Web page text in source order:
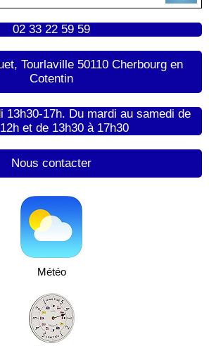
02 33 22 59 59
Tourlaville 50110 Cherbourg en
Cotentin
13h30-17h. Du mardi au samedi de
et de 13h30 à 17h30
Nous contacter
Météo